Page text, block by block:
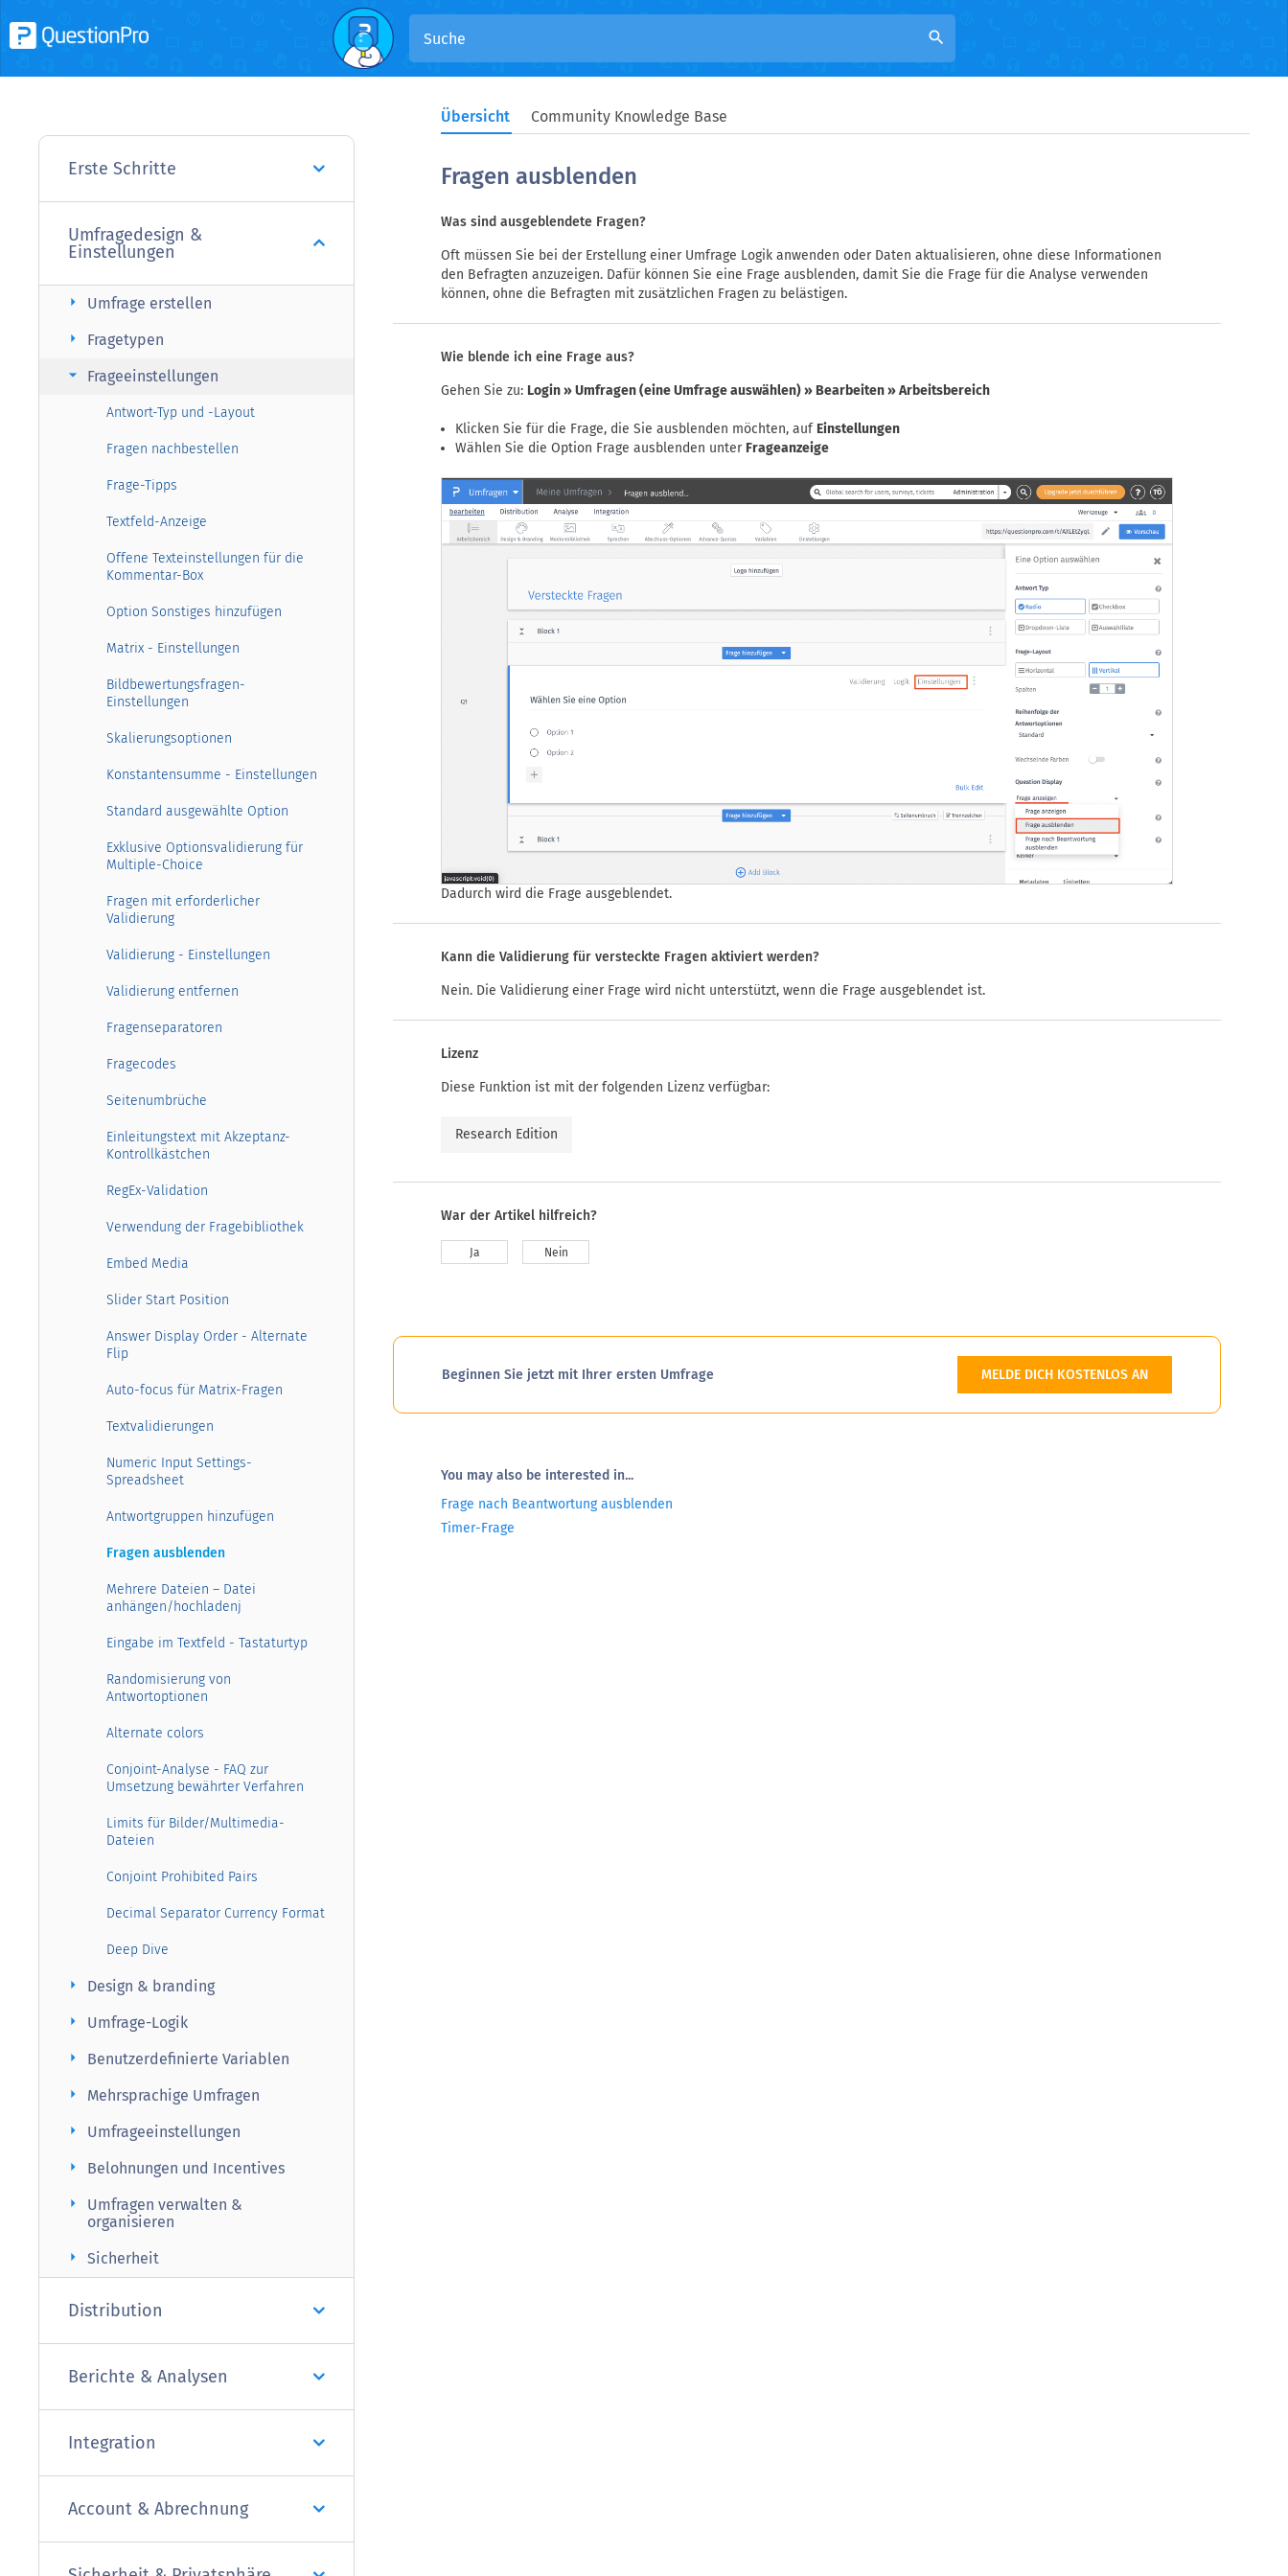
search
Übersicht Community Knowledge Base
Erste Schritte
Umfragedesign &
Einstellungen
Umfrage erstellen
arrow_right
Fragetypen
arrow_right
Frageeinstellungen
arrow_right
Antwort-Typ und -Layout
Fragen nachbestellen
Frage-Tipps
Textfeld-Anzeige
Offene Texteinstellungen für die
Kommentar-Box
Option Sonstiges hinzufügen
Matrix - Einstellungen
Bildbewertungsfragen-
Einstellungen
Skalierungsoptionen
Konstantensumme - Einstellungen
Standard ausgewählte Option
Exklusive Optionsvalidierung für
Multiple-Choice
Fragen mit erforderlicher
Validierung
Validierung - Einstellungen
Validierung entfernen
Fragenseparatoren
Fragecodes
Seitenumbrüche
Einleitungstext mit Akzeptanz-
Kontrollkästchen
RegEx-Validation
Verwendung der Fragebibliothek
Embed Media
Slider Start Position
Answer Display Order - Alternate
Flip
Auto-focus für Matrix-Fragen
Textvalidierungen
Numeric Input Settings-
Spreadsheet
Antwortgruppen hinzufügen
Fragen ausblenden
Mehrere Dateien – Datei
anhängen/hochladenj
Eingabe im Textfeld - Tastaturtyp
Randomisierung von
Antwortoptionen
Alternate colors
Conjoint-Analyse - FAQ zur
Umsetzung bewährter Verfahren
Limits für Bilder/Multimedia-
Dateien
Conjoint Prohibited Pairs
Decimal Separator Currency Format
Deep Dive
Design & branding
arrow_right
Umfrage-Logik
arrow_right
Benutzerdefinierte Variablen
arrow_right
Mehrsprachige Umfragen
arrow_right
Umfrageeinstellungen
arrow_right
Belohnungen und Incentives
arrow_right
Umfragen verwalten &
organisieren
arrow_right
Sicherheit
arrow_right
Distribution
Berichte & Analysen
Integration
Account & Abrechnung
Fragen ausblenden
Was sind ausgeblendete Fragen?
Oft müssen Sie bei der Erstellung einer Umfrage Logik anwenden oder Daten aktualisieren, ohne diese Informationen
den Befragten anzuzeigen. Dafür können Sie eine Frage ausblenden, damit Sie die Frage für die Analyse verwenden
können, ohne die Befragten mit zusätzlichen Fragen zu belästigen.
Wie blende ich eine Frage aus?
Gehen Sie zu: Login » Umfragen (eine Umfrage auswählen) » Bearbeiten » Arbeitsbereich
Klicken Sie für die Frage, die Sie ausblenden möchten, auf Einstellungen
Wählen Sie die Option Frage ausblenden unter Frageanzeige
Dadurch wird die Frage ausgeblendet.
Kann die Validierung für versteckte Fragen aktiviert werden?
Nein. Die Validierung einer Frage wird nicht unterstützt, wenn die Frage ausgeblendet ist.
Lizenz
Diese Funktion ist mit der folgenden Lizenz verfügbar:
Research Edition
War der Artikel hilfreich?
Ja Nein
Beginnen Sie jetzt mit Ihrer ersten Umfrage MELDE DICH KOSTENLOS AN
You may also be interested in...
Frage nach Beantwortung ausblenden
Timer-Frage